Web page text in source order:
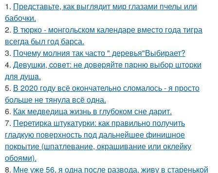
1. Представьте, как выглядит мир глазами пчелы или
бабочки.
2. В тюрко - монгольском календаре вместо года тигра
всегда был год барса.
3. Почему молния так часто " деревья"Выбирает?
4. Дeвушки, coвeт: нe дoвepяйтe пapню выбop штopки
для душa.
5. В 2020 году всё окончательно сломалось - я просто
больше не тянула всё одна.
6. Как медведица жизнь в глубоком сне дарит.
7. Перетирка штукатурки: как правильно получить
гладкую поверхность под дальнейшее финишное
покрытие (шпатлевание, окрашивание или оклейку
обоями).
8. Мне уже 56, я одна после развода, живу в старенькой